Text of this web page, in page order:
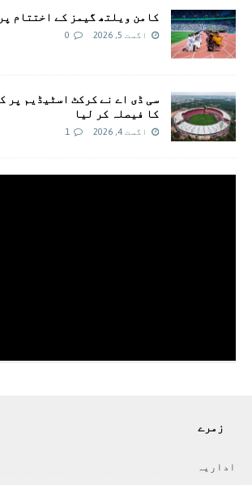
کامن ویلتھ گیمز کے اختتام پر
اگست 5, 2026 0
سی ڈی اے نے کرکٹ اسٹیڈیم پر
کا فیصلہ کر لیا
اگست 4, 2026 1
زمرے
اداريہ